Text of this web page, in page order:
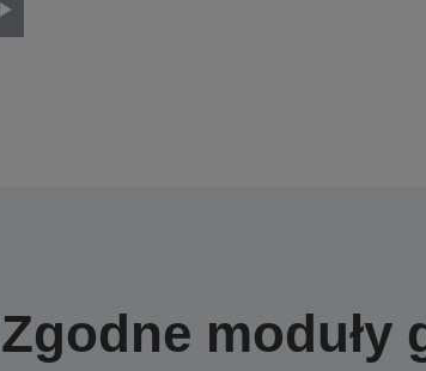
Zgodne moduły